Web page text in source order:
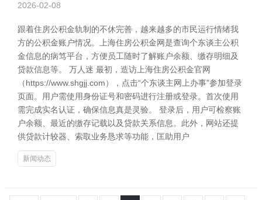
2026-02-08
跟着住房公积金轨制的不休完善，越来越多的市民运行情绪我
方的公积金账户情况。上海住房公积金网是查询个东谈主公积
金信息的病笃平台，方便员工随时了解账户余额、缴存明细及
贷款信息等。 万人迷 最初，造访上海住房公积金官网
（https://www.shgjj.com），点击“个东谈主网上办事”参加登录
页面。用户需使用身份证号和密码进行注册或登录。首次使用
需完成实名认证，确保信息真是灵验。 登录后，用户可检察账
户余额、最近的缴存记载以及贷款关系信息。此外，网站还提
供贷款计较器、索取业务恳求等功能，匡助用户
新闻动态